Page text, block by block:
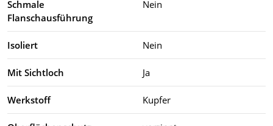
Schmale
Flanschausführung
Nein
Isoliert Nein
Mit Sichtloch Ja
Werkstoff Kupfer